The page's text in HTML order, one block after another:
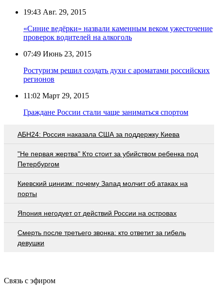
19:43 Авг. 29, 2015
«Синие ведёрки» назвали каменным веком ужесточение
проверок водителей на алкоголь
07:49 Июнь 23, 2015
Ростуризм решил создать духи с ароматами российских
регионов
11:02 Март 29, 2015
Граждане России стали чаще заниматься спортом
АБН24: Россия наказала США за поддержку Киева
"Не первая жертва" Кто стоит за убийством ребенка под
Петербургом
Киевский цинизм: почему Запад молчит об атаках на
порты
Япония негодует от действий России на островах
Смерть после третьего звонка: кто ответит за гибель
девушки
Связь с эфиром